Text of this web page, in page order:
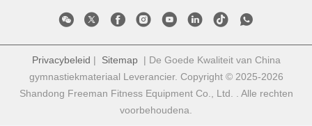
Privacybeleid | Sitemap| De Goede Kwaliteit van China
gymnastiekmateriaal Leverancier. Copyright © 2025-2026
Shandong Freeman Fitness Equipment Co., Ltd. . Alle rechten
voorbehoudena.